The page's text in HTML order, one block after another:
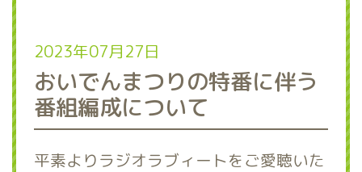
2023年07月27日
おいでんまつりの特番に伴う
番組編成について
平素よりラジオラブィートをご愛聴いた